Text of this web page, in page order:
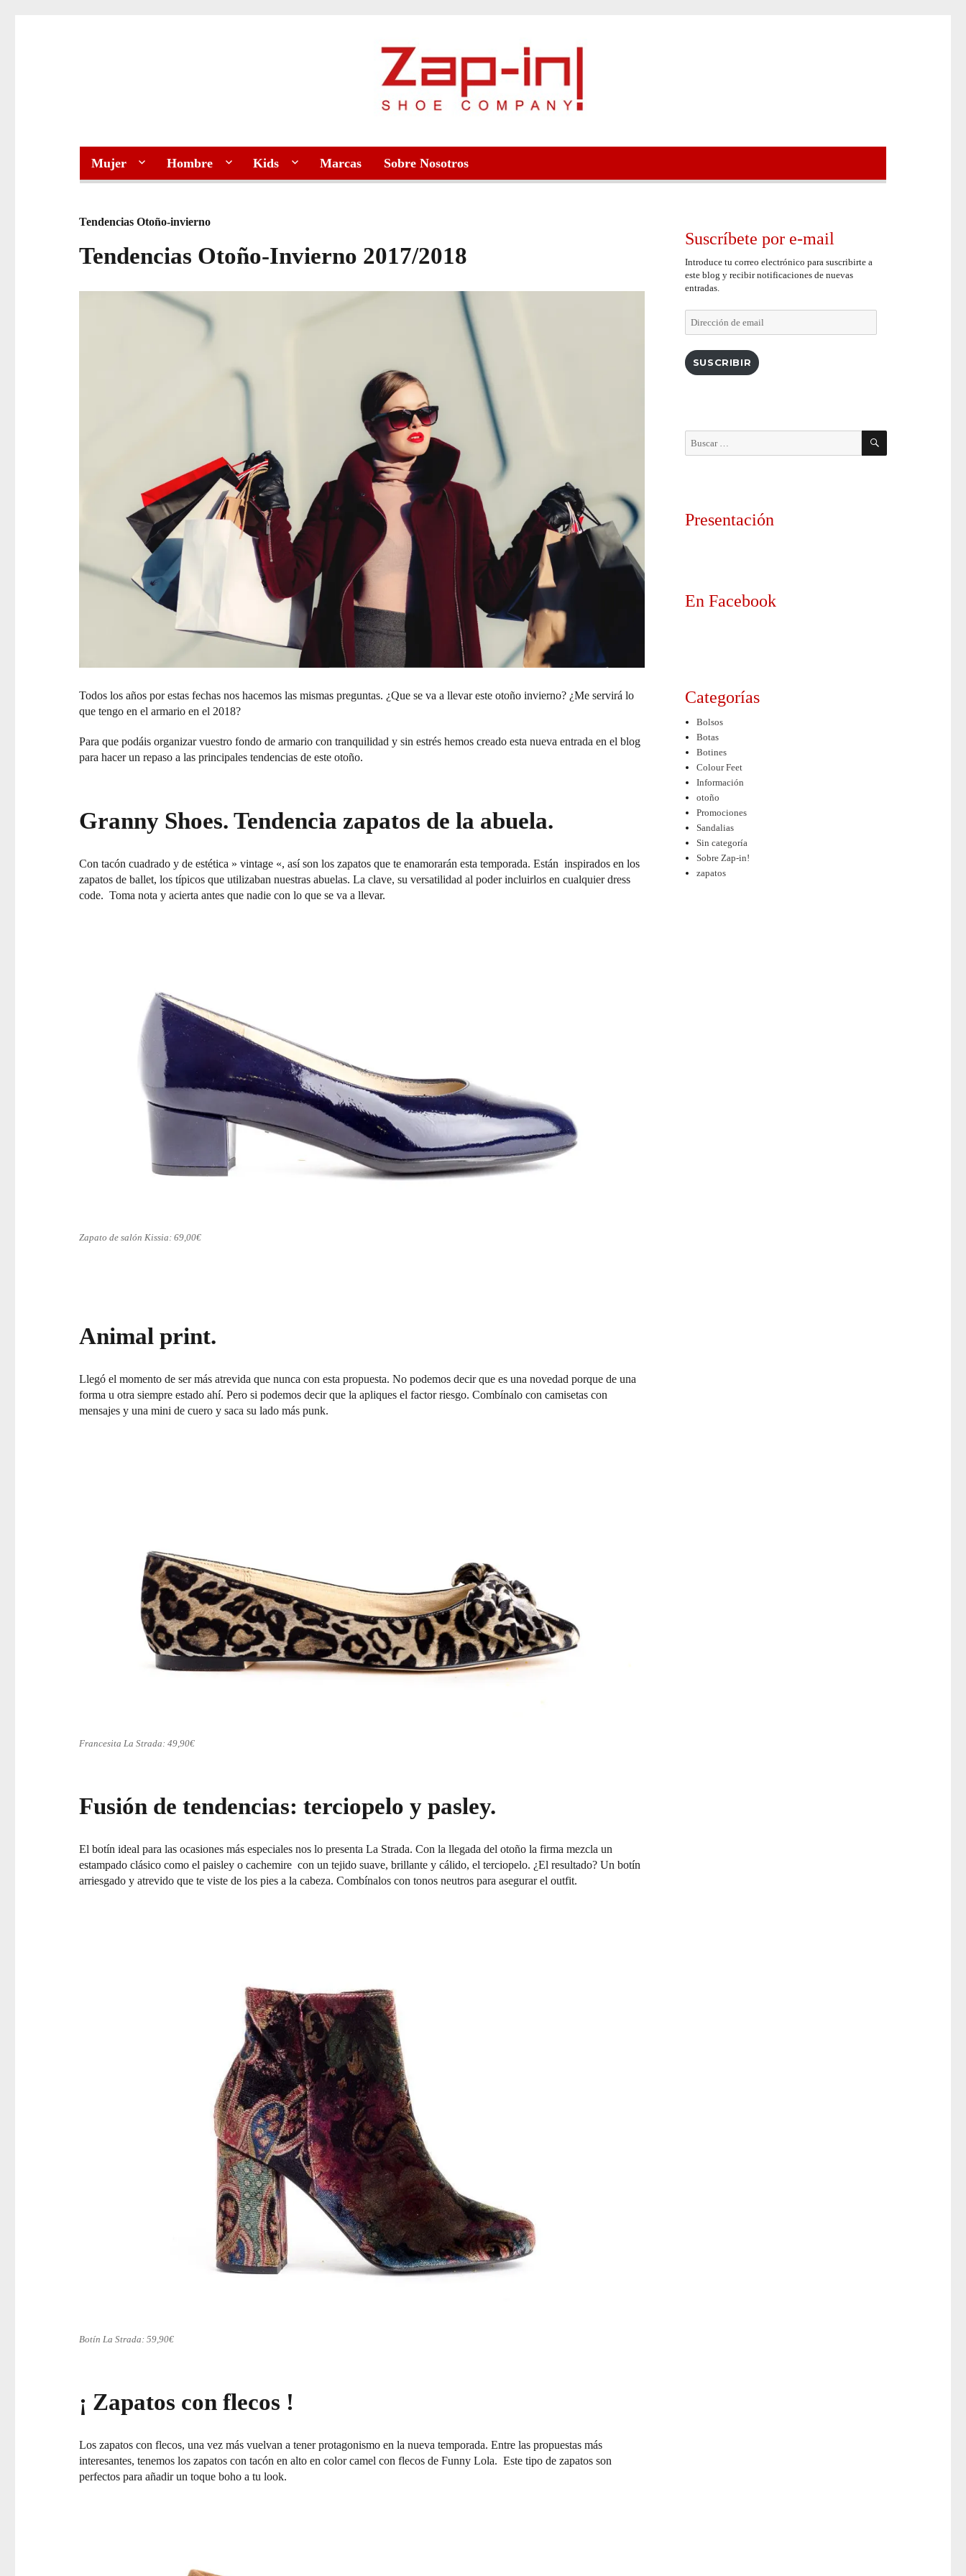
Mujer Hombre Kids Marcas Sobre Nosotros
Tendencias Otoño-invierno
Tendencias Otoño-Invierno 2017/2018
Todos los años por estas fechas nos hacemos las mismas preguntas. ¿Que se va a llevar este otoño invierno? ¿Me servirá lo
que tengo en el armario en el 2018?
Para que podáis organizar vuestro fondo de armario con tranquilidad y sin estrés hemos creado esta nueva entrada en el blog
para hacer un repaso a las principales tendencias de este otoño.
Granny Shoes. Tendencia zapatos de la abuela.
Con tacón cuadrado y de estética » vintage «, así son los zapatos que te enamorarán esta temporada. Están inspirados en los
zapatos de ballet, los típicos que utilizaban nuestras abuelas. La clave, su versatilidad al poder incluirlos en cualquier dress
code. Toma nota y acierta antes que nadie con lo que se va a llevar.
Zapato de salón Kissia: 69,00€
Animal print.
Llegó el momento de ser más atrevida que nunca con esta propuesta. No podemos decir que es una novedad porque de una
forma u otra siempre estado ahí. Pero si podemos decir que la apliques el factor riesgo. Combínalo con camisetas con
mensajes y una mini de cuero y saca su lado más punk.
Francesita La Strada: 49,90€
Fusión de tendencias: terciopelo y pasley.
El botín ideal para las ocasiones más especiales nos lo presenta La Strada. Con la llegada del otoño la firma mezcla un
estampado clásico como el paisley o cachemire con un tejido suave, brillante y cálido, el terciopelo. ¿El resultado? Un botín
arriesgado y atrevido que te viste de los pies a la cabeza. Combínalos con tonos neutros para asegurar el outfit.
Botín La Strada: 59,90€
¡ Zapatos con flecos !
Los zapatos con flecos, una vez más vuelvan a tener protagonismo en la nueva temporada. Entre las propuestas más
interesantes, tenemos los zapatos con tacón en alto en color camel con flecos de Funny Lola. Este tipo de zapatos son
perfectos para añadir un toque boho a tu look.
Suscríbete por e-mail
Introduce tu correo electrónico para suscribirte a
este blog y recibir notificaciones de nuevas
entradas.
de
SUSCRIBIR
Buscar
por:
BUSCAR
Presentación
En Facebook
Categorías
Bolsos
Botas
Botines
Colour Feet
Información
otoño
Promociones
Sandalias
Sin categoría
Sobre Zap-in!
zapatos